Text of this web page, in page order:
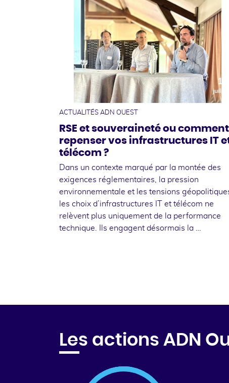
10
juillet
ACTUALITÉS ADN OUEST
RSE et souveraineté ou comment
repenser vos infrastructures IT
télécom ?
Dans un contexte marqué par la montée des
exigences réglementaires, la pression
environnementale et les tensions
les choix d’infrastructures IT et télécom ne
relèvent plus uniquement de la performance
technique. Ils engagent désormais la …
Les actions ADN